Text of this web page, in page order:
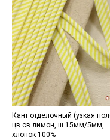
Кант отделочный (узкая
цв.св.лимон, ш.15мм/5мм,
хлопок-100%